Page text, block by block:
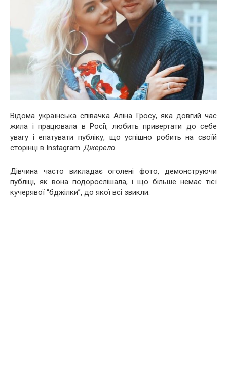
Відома українська співачка Аліна Гросу, яка довгий час
жила і працювала в Росії, любить привертати до себе
увагу і епатувати публіку, що успішно робить на своїй
сторінці в Instagram.Джерело
Дівчина часто викладає оголені фото, демонструючи
публіці, як вона подорослішала, і що більше немає тієї
кучерявої “бджілки”, до якої всі звикли.